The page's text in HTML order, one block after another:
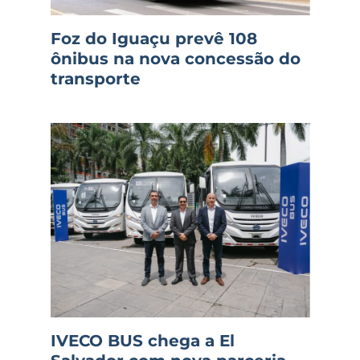
Foz do Iguaçu prevê 108
ônibus na nova concessão do
transporte
IVECO BUS chega a El